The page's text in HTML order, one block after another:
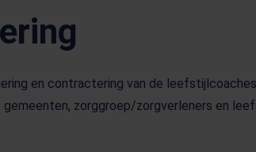
en contractering van de
zorggroep/zorgverleners en